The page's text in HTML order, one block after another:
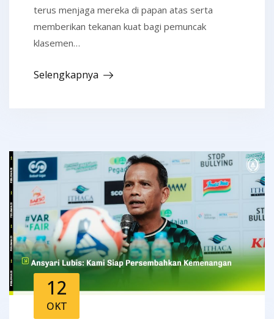
terus menjaga mereka di papan atas serta
memberikan tekanan kuat bagi pemuncak
klasemen…
Selengkapnya
12
OKT